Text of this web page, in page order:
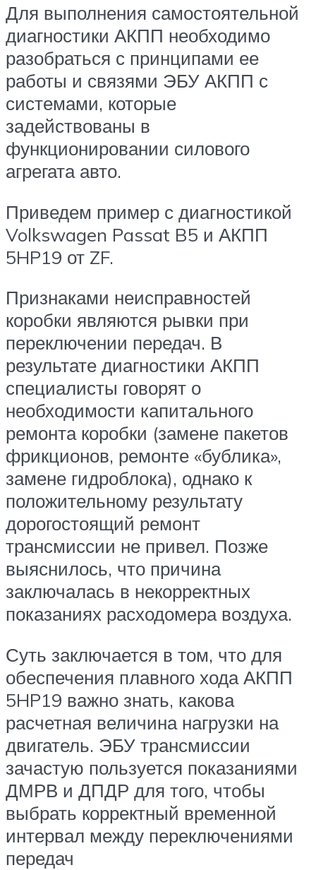
Для выполнения самостоятельной
диагностики АКПП необходимо
разобраться с принципами ее
работы и связями ЭБУ АКПП с
системами, которые
задействованы в
функционировании силового
агрегата авто.
Приведем пример с диагностикой
Volkswagen Passat B5 и АКПП
5HP19 от ZF.
Признаками неисправностей
коробки являются рывки при
переключении передач. В
результате диагностики АКПП
специалисты говорят о
необходимости капитального
ремонта коробки (замене пакетов
фрикционов, ремонте «бублика»,
замене гидроблока), однако к
положительному результату
дорогостоящий ремонт
трансмиссии не привел. Позже
выяснилось, что причина
заключалась в некорректных
показаниях расходомера воздуха.
Суть заключается в том, что для
обеспечения плавного хода АКПП
5HP19 важно знать, какова
расчетная величина нагрузки на
двигатель. ЭБУ трансмиссии
зачастую пользуется показаниями
ДМРВ и ДПДР для того, чтобы
выбрать корректный временной
интервал между переключениями
передач